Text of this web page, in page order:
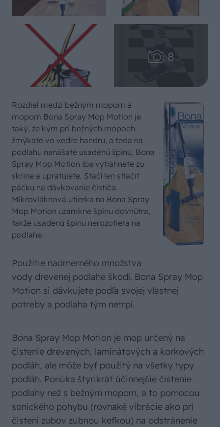
Rozdiel medzi bežným mopom a
mopom Bona Spray Mop Motion je
taký, že kým pri bežných mopoch
žmýkate vo vedre handru, a teda na
podlahu nanášate usadenú špinu, Bona
Spray Mop Motion iba vytiahnete zo
skrine a upratujete. Stačí len stlačiť
páčku na dávkovanie čističa.
Mikrovláknová utierka na Bona Spray
Mop Motion uzamkne špinu dovnútra,
takže usadenú špinu nerozotiera na
podlahe.
Použitie nadmerného množstva
vody drevenej podlahe škodí. Bona Spray Mop
Motion si dávkujete podľa svojej vlastnej
potreby a podlaha tým netrpí.
Bona Spray Mop Motion je mop určený na
čistenie drevených, laminátových a korkových
podláh, ale môže byť použitý na všetky typy
podláh. Ponúka štyrikrát účinnejšie čistenie
podlahy než s bežným mopom, a to pomocou
sonického pohybu (rovnaké vibrácie ako pri
čistení zubov zubnou kefkou) na odstránenie